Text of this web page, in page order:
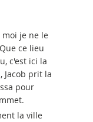
moi je ne le
ce lieu
c'est ici la
Jacob prit la
pour
la ville